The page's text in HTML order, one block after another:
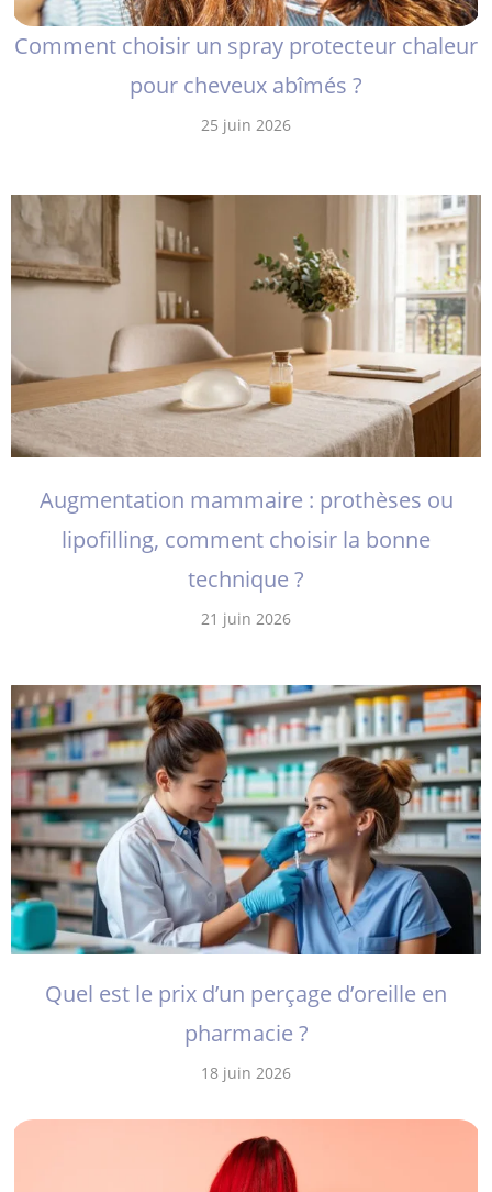
Comment choisir un spray protecteur chaleur
pour cheveux abîmés ?
25 juin 2026
Augmentation mammaire : prothèses ou
lipofilling, comment choisir la bonne
technique ?
21 juin 2026
Quel est le prix d’un perçage d’oreille en
pharmacie ?
18 juin 2026